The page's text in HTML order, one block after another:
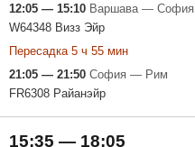
12:05 — 15:10 Варшава — София
W64348 Визз Эйр
Пересадка 5 ч 55 мин
21:05 — 21:50 София — Рим
FR6308 Райанэйр
15:35 — 18:05